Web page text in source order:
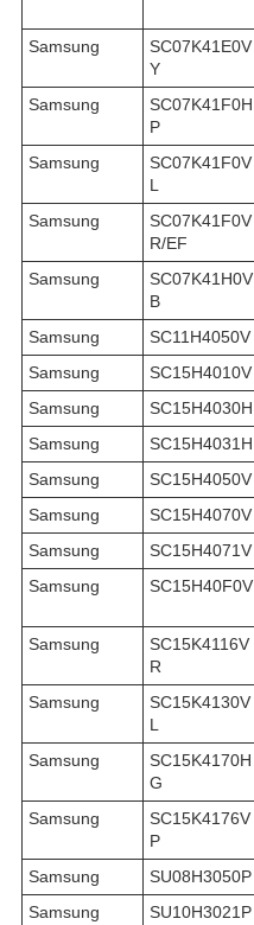
Samsung
SC07K41E0V
Y
Samsung
SC07K41F0H
P
Samsung
SC07K41F0V
L
Samsung
SC07K41F0V
R/EF
Samsung
SC07K41H0V
B
Samsung
SC11H4050V
Samsung
SC15H4010V
Samsung
SC15H4030H
Samsung
SC15H4031H
Samsung
SC15H4050V
Samsung
SC15H4070V
Samsung
SC15H4071V
Samsung
SC15H40F0V
Samsung
SC15K4116V
R
Samsung
SC15K4130V
L
Samsung
SC15K4170H
G
Samsung
SC15K4176V
P
Samsung SU08H3050P
Samsung
SU10H3021P